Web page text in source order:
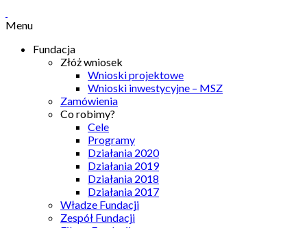
Menu
Fundacja
Złóż wniosek
Wnioski projektowe
Wnioski inwestycyjne – MSZ
Zamówienia
Co robimy?
Cele
Programy
Działania 2020
Działania 2019
Działania 2018
Działania 2017
Władze Fundacji
Zespół Fundacji